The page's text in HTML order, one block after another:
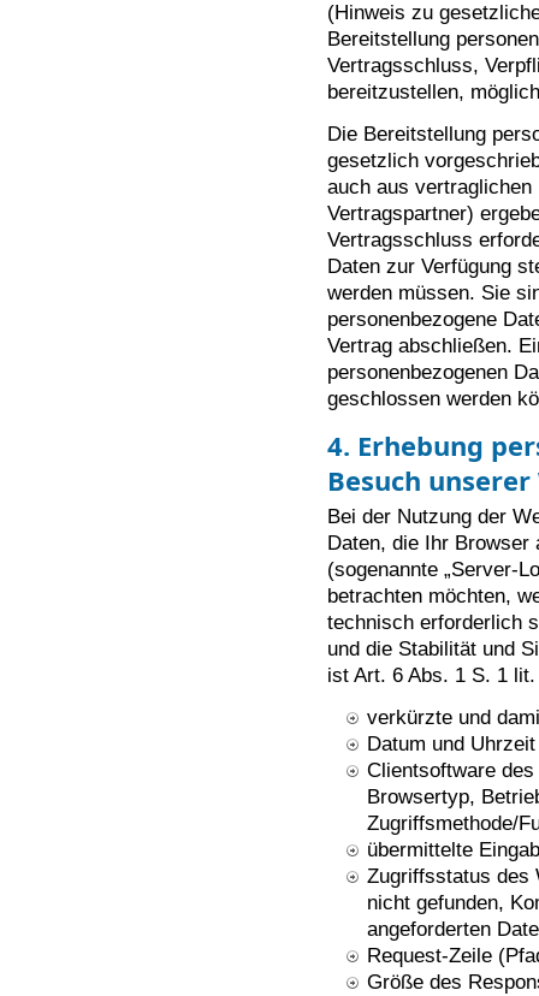
(Hinweis zu
Bereitstellung
Vertragsschluss,
bereitzustellen,
Die Bereitstellung
gesetzlich
auch aus vertraglichen
Vertragspartner)
Vertragsschluss
Daten zur Verfügung
werden müssen. Sie
personenbezogene
Vertrag abschließen.
personenbezogenen
geschlossen werden
4. Erhebung
Besuch
Bei der Nutzung der
Daten, die Ihr Browser
(sogenannte „Server-
betrachten möchten,
technisch erforderlich
und die Stabilität und
ist Art. 6 Abs. 1 S. 1
verkürzte und
Datum und
Clientsoftware
Browsertyp,
Zugriffsmethode/
übermittelte
Zugriffsstatus des
nicht gefunden,
angeforderten
Request-Zeile
Größe des